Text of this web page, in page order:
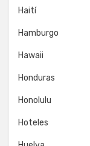
Haití
Hamburgo
Hawaii
Honduras
Honolulu
Hoteles